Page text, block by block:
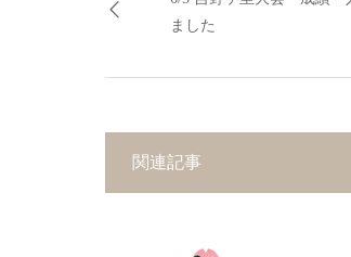
ました
関連記事